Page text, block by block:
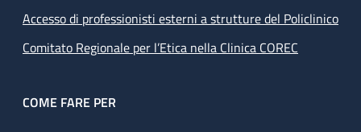
Accesso di professionisti esterni a strutture del Policlinico
Comitato Regionale per l’Etica nella Clinica COREC
COME FARE PER